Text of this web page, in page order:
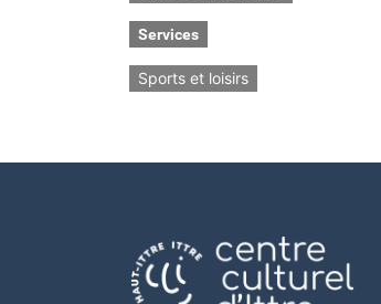
Services
Sports et loisirs